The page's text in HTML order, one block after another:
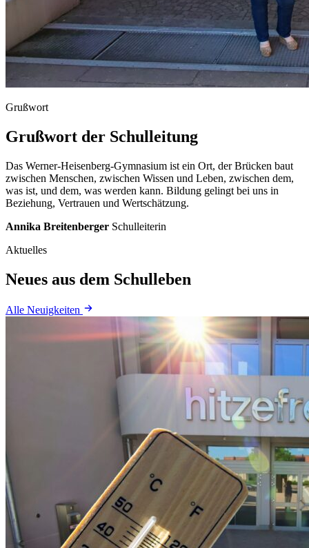
Grußwort
Grußwort der Schulleitung
Das Werner-Heisenberg-Gymnasium ist ein Ort, der Brücken baut
zwischen Menschen, zwischen Wissen und Leben, zwischen dem,
was ist, und dem, was werden kann. Bildung gelingt bei uns in
Beziehung, Vertrauen und Wertschätzung.
Annika Breitenberger Schulleiterin
Aktuelles
Neues aus dem Schulleben
Alle Neuigkeiten